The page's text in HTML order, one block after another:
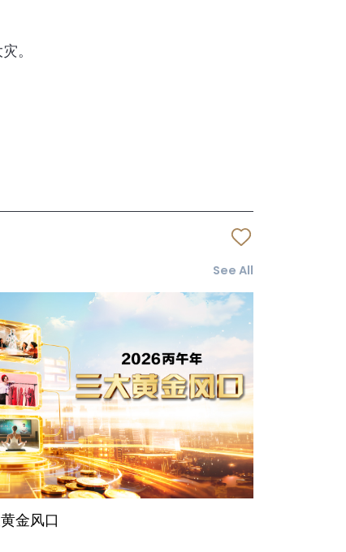
。
See All
金风口